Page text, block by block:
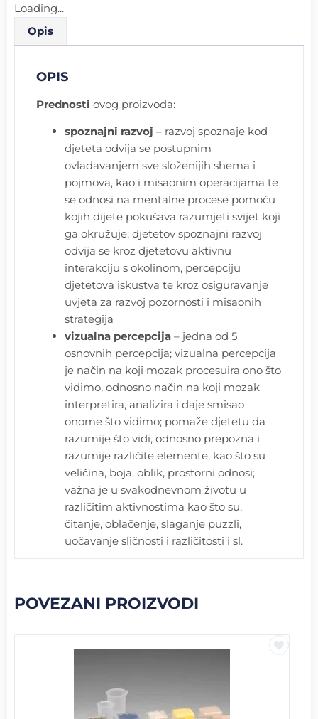
Loading...
Opis
OPIS
Prednosti ovog proizvoda:
spoznajni razvoj – razvoj spoznaje kod
djeteta odvija se postupnim
ovladavanjem sve složenijih shema i
pojmova, kao i misaonim operacijama te
se odnosi na mentalne procese pomoću
kojih dijete pokušava razumjeti svijet koji
ga okružuje; djetetov spoznajni razvoj
odvija se kroz djetetovu aktivnu
interakciju s okolinom, percepciju
djetetova iskustva te kroz osiguravanje
uvjeta za razvoj pozornosti i misaonih
strategija
vizualna percepcija – jedna od 5
osnovnih percepcija; vizualna percepcija
je način na koji mozak procesuira ono što
vidimo, odnosno način na koji mozak
interpretira, analizira i daje smisao
onome što vidimo; pomaže djetetu da
razumije što vidi, odnosno prepozna i
razumije različite elemente, kao što su
veličina, boja, oblik, prostorni odnosi;
važna je u svakodnevnom životu u
različitim aktivnostima kao što su,
čitanje, oblačenje, slaganje puzzli,
uočavanje sličnosti i različitosti i sl.
POVEZANI PROIZVODI